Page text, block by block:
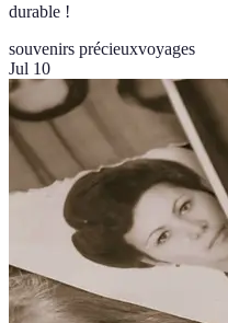
durable !
souvenirs précieuxvoyages
Jul 10